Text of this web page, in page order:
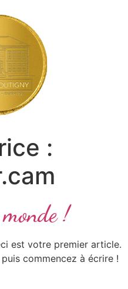
:
!
est votre premier article.
commencez à écrire !